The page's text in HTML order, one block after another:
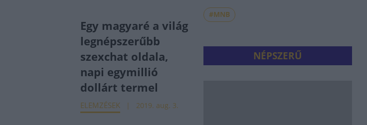
Egy magyaré a világ
legnépszerűbb
szexchat oldala,
napi egymillió
dollárt termel
ELEMZÉSEK 2019. aug. 3.
#MNB
NÉPSZERŰ